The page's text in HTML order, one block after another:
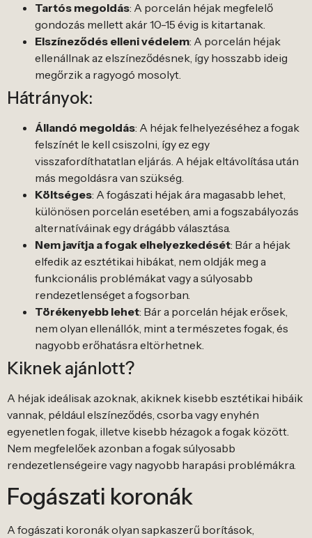
Tartós megoldás: A porcelán héjak megfelelő
gondozás mellett akár 10-15 évig is kitartanak.
Elszíneződés elleni védelem: A porcelán héjak
ellenállnak az elszíneződésnek, így hosszabb ideig
megőrzik a ragyogó mosolyt.
Hátrányok:
Állandó megoldás: A héjak felhelyezéséhez a fogak
felszínét le kell csiszolni, így ez egy
visszafordíthatatlan eljárás. A héjak eltávolítása után
más megoldásra van szükség.
Költséges: A fogászati héjak ára magasabb lehet,
különösen porcelán esetében, ami a fogszabályozás
alternatíváinak egy drágább választása.
Nem javítja a fogak elhelyezkedését: Bár a héjak
elfedik az esztétikai hibákat, nem oldják meg a
funkcionális problémákat vagy a súlyosabb
rendezetlenséget a fogsorban.
Törékenyebb lehet: Bár a porcelán héjak erősek,
nem olyan ellenállók, mint a természetes fogak, és
nagyobb erőhatásra eltörhetnek.
Kiknek ajánlott?
A héjak ideálisak azoknak, akiknek kisebb esztétikai hibáik
vannak, például elszíneződés, csorba vagy enyhén
egyenetlen fogak, illetve kisebb hézagok a fogak között.
Nem megfelelőek azonban a fogak súlyosabb
rendezetlenségeire vagy nagyobb harapási problémákra.
Fogászati koronák
A fogászati koronák olyan sapkaszerű borítások,